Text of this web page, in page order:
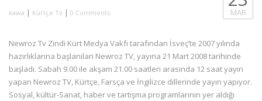
kawa | Kürtçe Tv | 0 Comments MAR
Newroz Tv Zindi Kürt Medya Vakfı tarafından İsveç’te 2007 yılında
hazırlıklarına başlanılan Newroz TV, yayına 21 Mart 2008 tarihinde
başladı. Sabah 9.00 ile akşam 21.00 saatleri arasında 12 saat yayın
yapan Newroz TV, Kürtçe, Farsça ve İngilizce dillerinde yayın yapıyor.
Sosyal, kültür-Sanat, haber ve tartışma programlarının yer aldığı